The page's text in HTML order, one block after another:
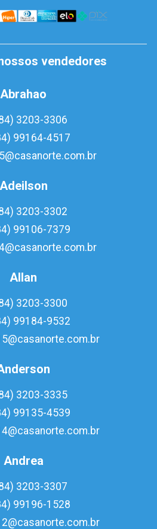
vendedores
Abrahao
3203-3306
99164-4517
Adeilson
3203-3302
99106-7379
Allan
3203-3300
99184-9532
3203-3335
99135-4539
Andrea
3203-3307
99196-1528